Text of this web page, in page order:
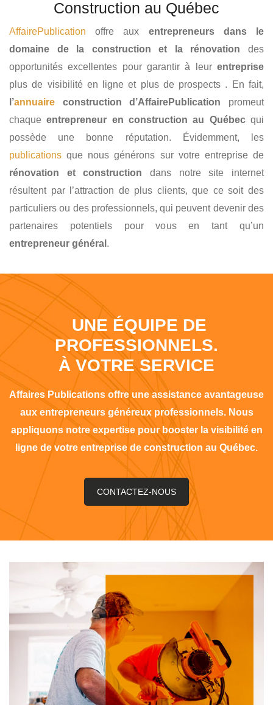
Construction au Québec
AffairePublication offre aux entrepreneurs dans le
domaine de la construction et la rénovation des
opportunités excellentes pour garantir à leur entreprise
plus de visibilité en ligne et plus de prospects . En fait,
l’annuaire construction d’AffairePublication promeut
chaqueentrepreneur en construction au Québecqui
possède une bonne réputation. Évidemment, les
publications que nous générons sur votre entreprise de
rénovation et construction dans notre site internet
résultent par l’attraction de plus clients, que ce soit des
particuliers ou des professionnels, qui peuvent devenir des
partenaires potentiels pour vous en tant qu’un
entrepreneur général .
UNE ÉQUIPE DE
PROFESSIONNELS.
À VOTRE SERVICE
Affaires Publications offre une assistance avantageuse
aux entrepreneurs généreux professionnels. Nous
appliquons notre expertise pour booster la visibilité en
ligne de votre entreprise de construction au Québec.
CONTACTEZ-NOUS